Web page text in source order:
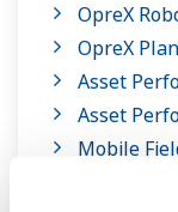
OpreX
OpreX
Asset
Asset
Mobile
Field